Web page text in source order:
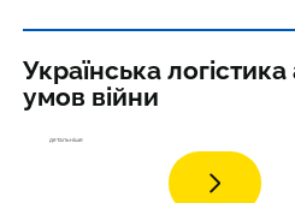
Українська
умов війни
детальніше